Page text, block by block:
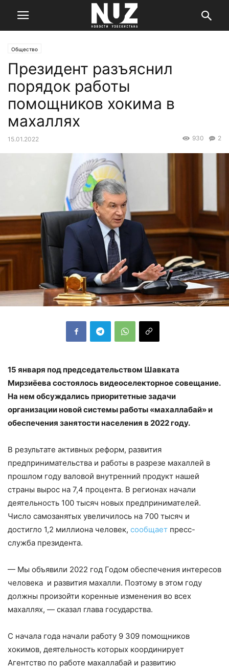
Общество
Президент разъяснил
порядок работы
помощников хокима в
махаллях
15.01.2022 2
930
15 января под председательством Шавката
Мирзиёева состоялось видеоселекторное совещание.
На нем обсуждались приоритетные задачи
организации новой системы работы «махаллабай» и
обеспечения занятости населения в 2022 году.
В результате активных реформ, развития
предпринимательства и работы в разрезе махаллей в
прошлом году валовой внутренний продукт нашей
страны вырос на 7,4 процента. В регионах начали
деятельность 100 тысяч новых предпринимателей.
Число самозанятых увеличилось на 700 тысяч и
достигло 1,2 миллиона человек, сообщает пресс-
служба президента.
— Мы объявили 2022 год Годом обеспечения интересов
человека и развития махалли. Поэтому в этом году
должны произойти коренные изменения во всех
махаллях, — сказал глава государства.
С начала года начали работу 9 309 помощников
хокимов, деятельность которых координирует
Агентство по работе махаллабай и развитию